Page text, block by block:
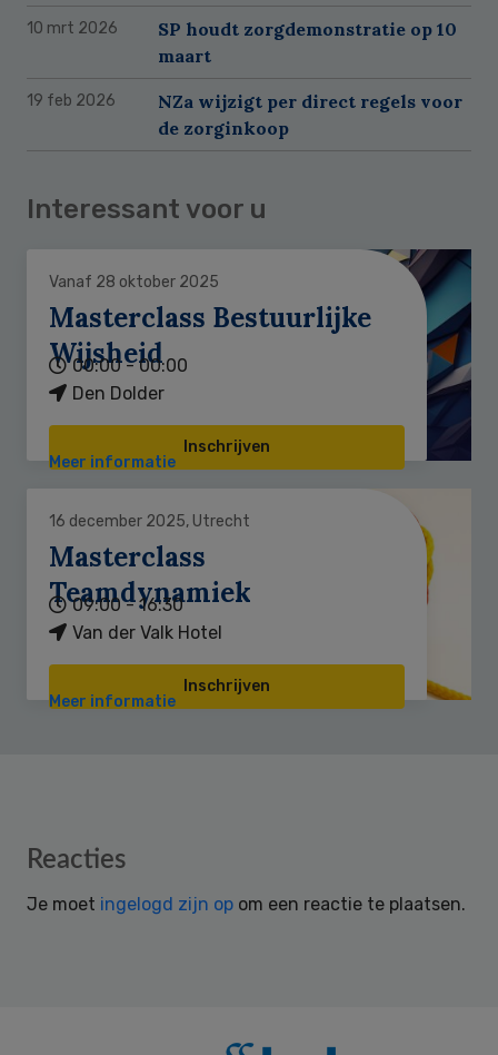
10 mrt 2026
SP houdt zorgdemonstratie op 10
maart
19 feb 2026
NZa wijzigt per direct regels voor
de zorginkoop
Interessant voor u
Vanaf 28 oktober 2025
Masterclass Bestuurlijke
Wijsheid
00:00 - 00:00
Den Dolder
Inschrijven
Meer informatie
16 december 2025, Utrecht
Masterclass
Teamdynamiek
09:00 - 16:30
Van der Valk Hotel
Inschrijven
Meer informatie
Reader
Reacties
Je moet ingelogd zijn op om een reactie te plaatsen.